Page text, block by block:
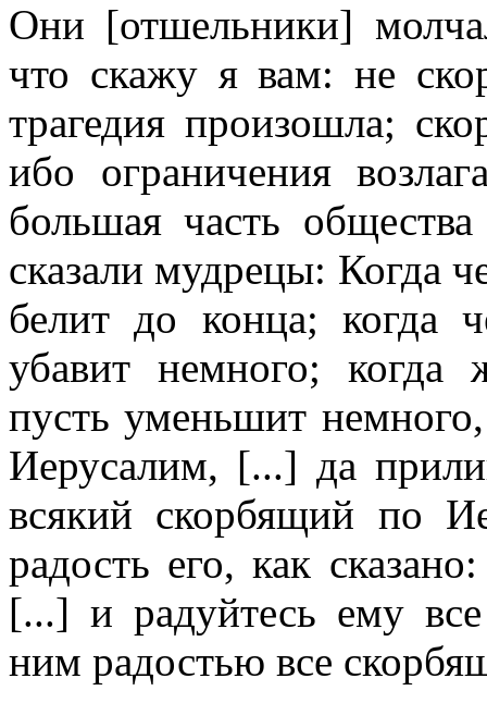
Они [отшельники]
что скажу я вам: не
трагедия произошла;
ибо ограничения
большая часть
сказали мудрецы: Когда
белит до конца; когда
убавит немного; когда
пусть уменьшит
Иерусалим, [...] да
всякий скорбящий по
радость его, как
[...] и радуйтесь ему
ним радостью все